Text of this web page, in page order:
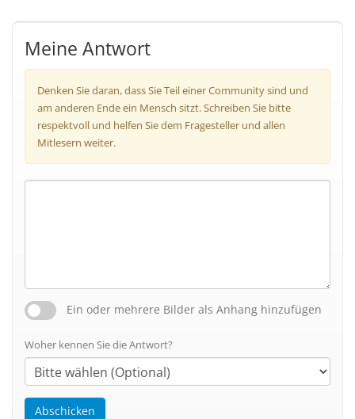
Meine Antwort
Denken Sie daran, dass Sie Teil einer Community sind und
am anderen Ende ein Mensch sitzt. Schreiben Sie bitte
respektvoll und helfen Sie dem Fragesteller und allen
Mitlesern weiter.
Ein oder mehrere Bilder als Anhang hinzufügen
Woher kennen Sie die Antwort?
Abschicken